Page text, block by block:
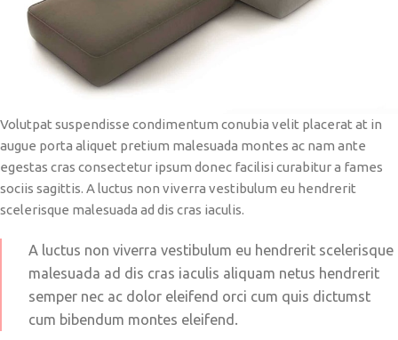
Volutpat suspendisse condimentum conubia velit placerat at in
augue porta aliquet pretium malesuada montes ac nam ante
egestas cras consectetur ipsum donec facilisi curabitur a fames
sociis sagittis. A luctus non viverra vestibulum eu hendrerit
scelerisque malesuada ad dis cras iaculis.
A luctus non viverra vestibulum eu hendrerit scelerisque
malesuada ad dis cras iaculis aliquam netus hendrerit
semper nec ac dolor eleifend orci cum quis dictumst
cum bibendum montes eleifend.